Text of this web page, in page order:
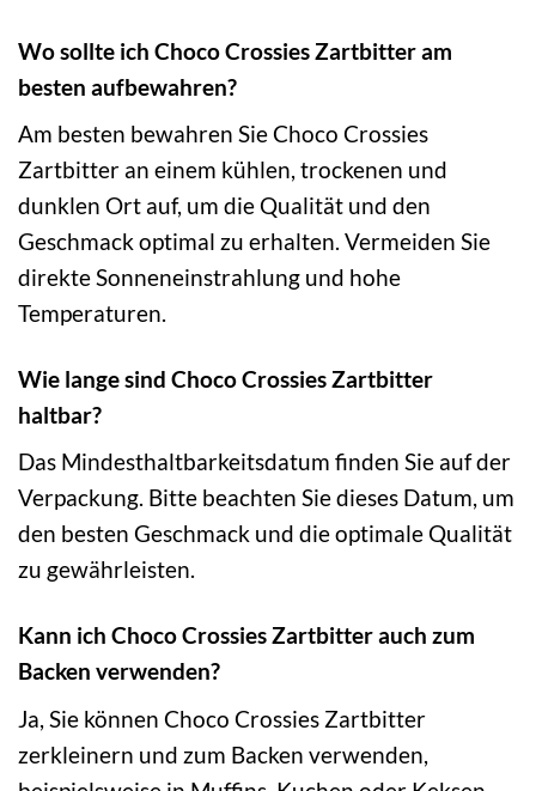
Wo sollte ich Choco Crossies Zartbitter am
besten aufbewahren?
Am besten bewahren Sie Choco Crossies
Zartbitter an einem kühlen, trockenen und
dunklen Ort auf, um die Qualität und den
Geschmack optimal zu erhalten. Vermeiden Sie
direkte Sonneneinstrahlung und hohe
Temperaturen.
Wie lange sind Choco Crossies Zartbitter
haltbar?
Das Mindesthaltbarkeitsdatum finden Sie auf der
Verpackung. Bitte beachten Sie dieses Datum, um
den besten Geschmack und die optimale Qualität
zu gewährleisten.
Kann ich Choco Crossies Zartbitter auch zum
Backen verwenden?
Ja, Sie können Choco Crossies Zartbitter
zerkleinern und zum Backen verwenden,